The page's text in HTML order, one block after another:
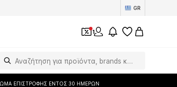
GR
1
ΕΠΙΣΤΡΟΦΉΣ ΕΝΤΌΣ 30 ΗΜΕΡΏΝ